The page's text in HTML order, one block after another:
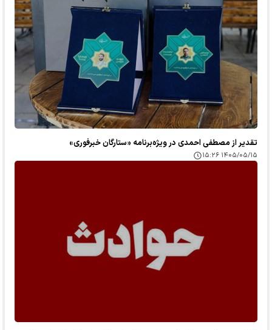
تقدیر از مصطفی احمدی در ویژه‌برنامه «ستارگان خبرفوری»
۱۴۰۵/۰۵/۱۵ ۱۵:۲۶